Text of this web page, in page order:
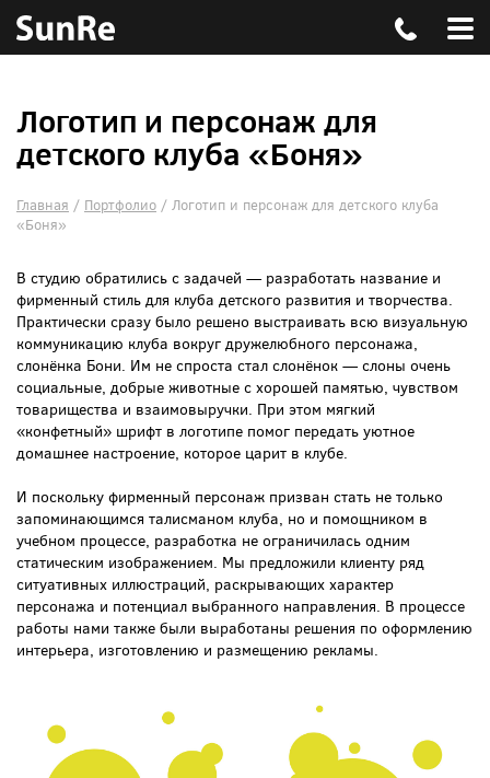
Логотип и персонаж для
детского клуба «Боня»
Главная / Портфолио / Логотип и персонаж для детского клуба
«Боня»
В студию обратились с задачей — разработать название и
фирменный стиль для клуба детского развития и творчества.
Практически сразу было решено выстраивать всю визуальную
коммуникацию клуба вокруг дружелюбного персонажа,
слонёнка Бони. Им не спроста стал слонёнок — слоны очень
социальные, добрые животные с хорошей памятью, чувством
товарищества и взаимовыручки. При этом мягкий
«конфетный» шрифт в логотипе помог передать уютное
домашнее настроение, которое царит в клубе.
И поскольку фирменный персонаж призван стать не только
запоминающимся талисманом клуба, но и помощником в
учебном процессе, разработка не ограничилась одним
статическим изображением. Мы предложили клиенту ряд
ситуативных иллюстраций, раскрывающих характер
персонажа и потенциал выбранного направления. В процессе
работы нами также были выработаны решения по оформлению
интерьера, изготовлению и размещению рекламы.